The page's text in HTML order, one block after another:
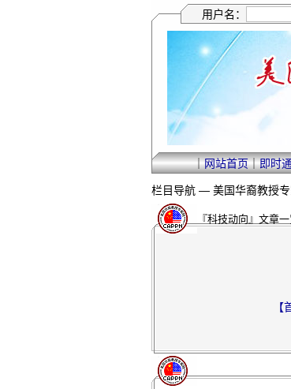
用户名：
｜网站首页｜即时
栏目导航 — 美国华裔教授
『科技动向』文章
【